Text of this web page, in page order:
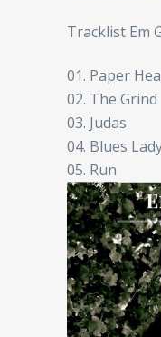
Tracklist Em
01. Paper
02. The Grind
03. Judas
04. Blues
05. Run